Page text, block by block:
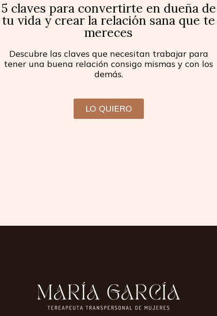
5 claves para convertirte en dueña de
tu vida y crear la relación sana que te
mereces
Descubre las claves que necesitan trabajar para
tener una buena relación consigo mismas y con los
demás.
LO QUIERO